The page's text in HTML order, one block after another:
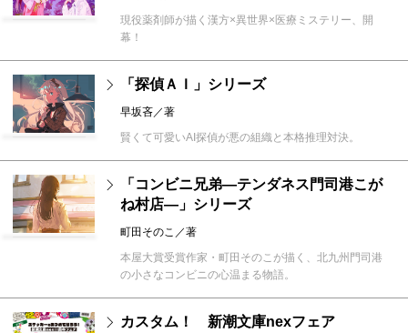
現役薬剤師が描く漢方×異世界×医療ミステリー、開
幕！
「探偵ＡＩ」シリーズ
早坂吝／著
賢くて可愛いAI探偵が悪の組織と本格推理対決。
「コンビニ兄弟―テンダネス門司港こが
ね村店―」シリーズ
町田そのこ／著
本屋大賞受賞作家・町田そのこが描く、北九州門司港
の小さなコンビニの心温まる物語。
カスタム！ 新潮文庫nexフェア